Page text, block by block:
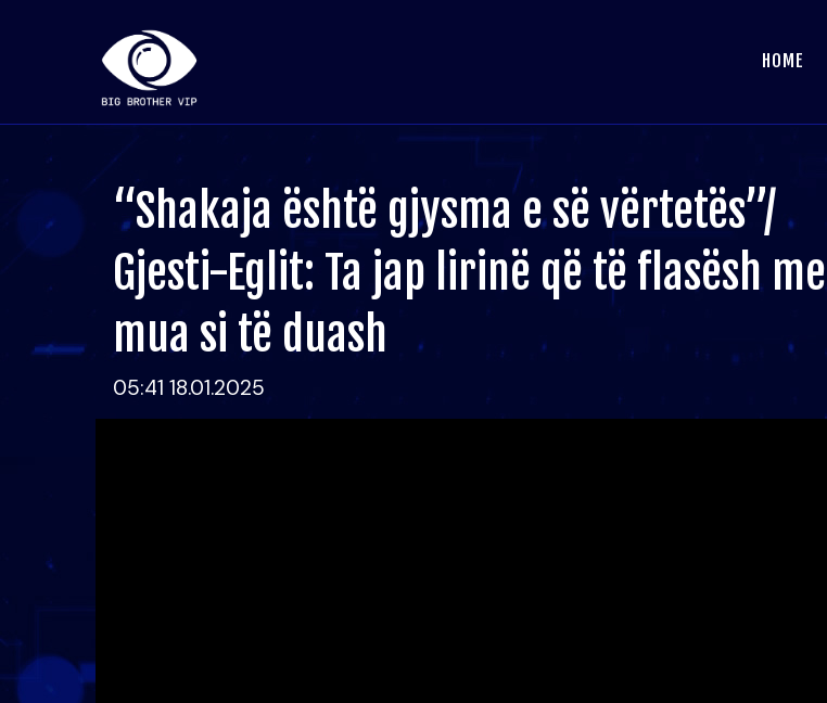
HOME
“Shakaja është gjysma e së vërtetës”/
Gjesti-Eglit: Ta jap lirinë që të flasësh me
mua si të duash
05:41 18.01.2025